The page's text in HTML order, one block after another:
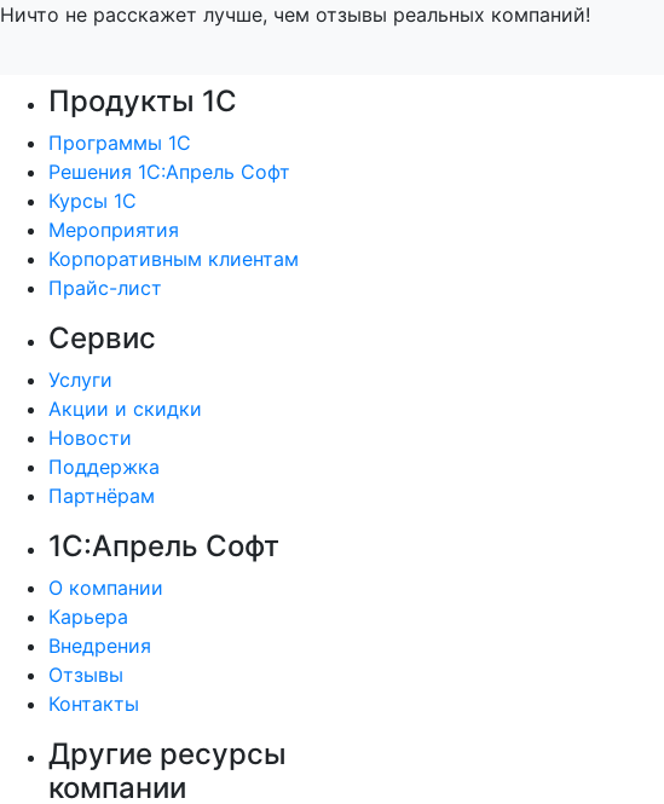
Ничто не расскажет лучше, чем отзывы реальных компаний!
Продукты 1С
Программы 1С
Решения 1С:Апрель Софт
Курсы 1С
Мероприятия
Корпоративным клиентам
Прайс-лист
Сервис
Услуги
Акции и скидки
Новости
Поддержка
Партнёрам
1С:Апрель Софт
О компании
Карьера
Внедрения
Отзывы
Контакты
Другие ресурсы
компании